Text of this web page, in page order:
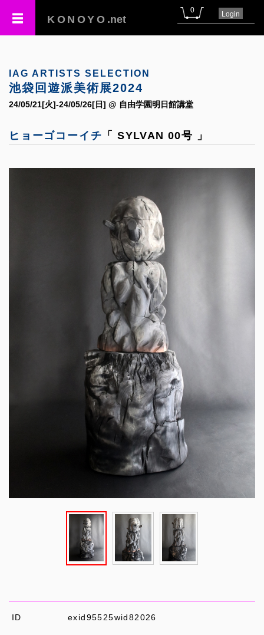
KONOYO .net
0 Login
IAG ARTISTS SELECTION
池袋回遊派美術展2024
24/05/21[火]-24/05/26[日] @ 自由学園明日館講堂
ヒョーゴコーイチ 「 SYLVAN 00号 」
ID exid95525wid82026